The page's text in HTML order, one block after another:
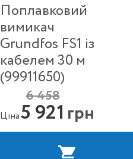
Поплавковий
вимикач
Grundfos FS1 із
кабелем 30 м
(99911650)
Ціна
6 458
5 921 грн